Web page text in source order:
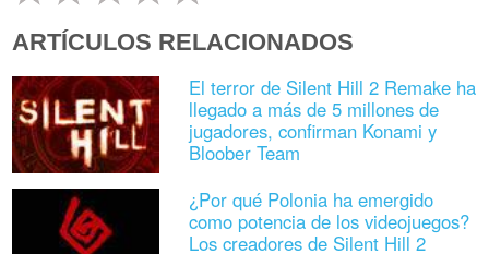
ARTÍCULOS RELACIONADOS
El terror de Silent Hill 2 Remake ha
llegado a más de 5 millones de
jugadores, confirman Konami y
Bloober Team
¿Por qué Polonia ha emergido
como potencia de los videojuegos?
Los creadores de Silent Hill 2